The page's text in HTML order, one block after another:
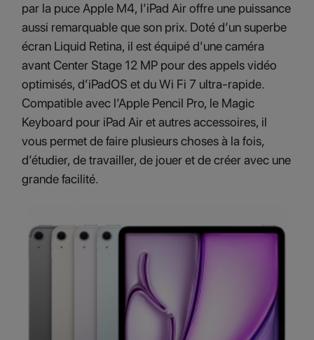
par la puce Apple M4, l’iPad Air offre une puissance
aussi remarquable que son prix. Doté d’un superbe
écran Liquid Retina, il est équipé d’une caméra
avant Center Stage 12 MP pour des appels vidéo
optimisés, d’iPadOS et du Wi Fi 7 ultra-rapide.
Compatible avec l’Apple Pencil Pro, le Magic
Keyboard pour iPad Air et autres accessoires, il
vous permet de faire plusieurs choses à la fois,
d’étudier, de travailler, de jouer et de créer avec une
grande facilité.